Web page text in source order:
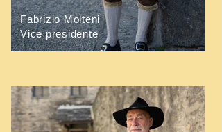
Fabrizio Molteni
Vice presidente